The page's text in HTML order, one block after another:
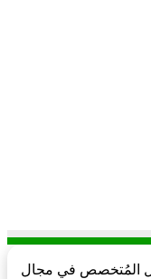
المُتخصص في مجال